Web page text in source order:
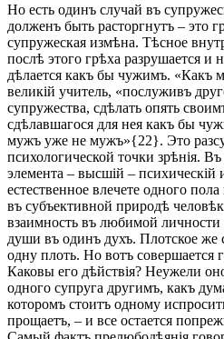
Но есть одинъ случай въ
долженъ быть расторгнутъ – это
супружеская измѣна. Тѣсное
послѣ этого грѣха разрушается и
дѣлается какъ бы чужимъ. «Какъ
великій учитель, «послуживъ
супружества, сдѣлать опять
сдѣлавшагося для нея какъ бы
мужъ уже не мужъ»{22}. Это
психологической точки зрѣнія.
элемента – высшій – психическій
естественное влечете одного
въ субъективной природѣ
взаимность въ любимой личности
души въ одинъ духъ. Плотское же
одну плоть. Но вотъ совершается
Каковы его дѣйствія? Неужели
одного супруга другимъ, какъ
которомъ стоитъ одному
прощаетъ, – и все остается